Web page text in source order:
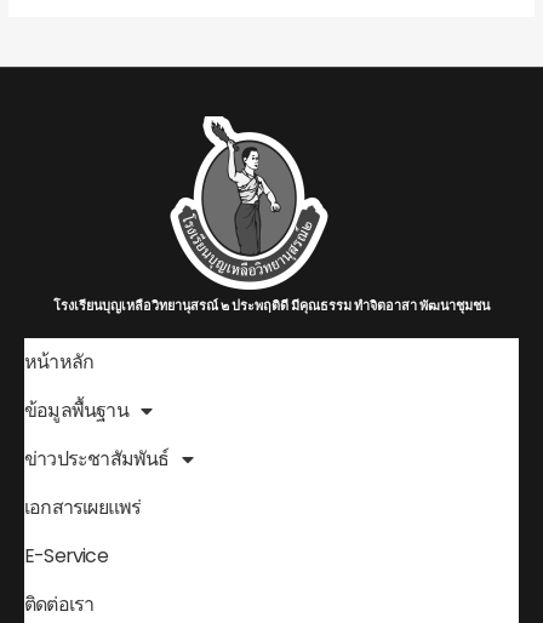
โรงเรียนบุญเหลือวิทยานุสรณ์ ๒ ประพฤติดี มีคุณธรรม ทำจิตอาสา พัฒนาชุมชน
หน้าหลัก
ข้อมูลพื้นฐาน
ข่าวประชาสัมพันธ์
เอกสารเผยแพร่
E-Service
ติดต่อเรา